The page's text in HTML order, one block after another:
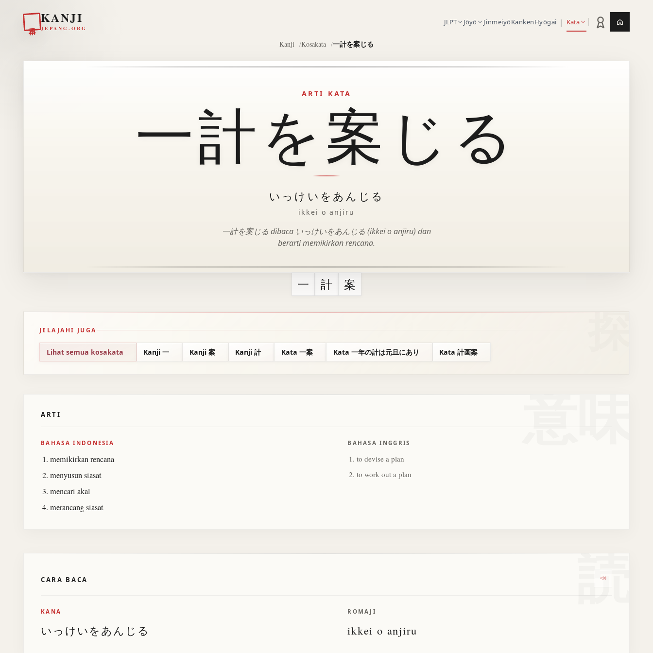
KANJI
JEPANG.ORG
JLPT Jōyō JinmeiyōKankenHyōgai | Kata Statistik latihan
Kanji Kosakata 一計を案じる
ARTI KATA
一計を案じる
いっけいをあんじる
ikkei o anjiru
一計を案じる dibaca いっけいをあんじる (ikkei o anjiru) dan
berarti memikirkan rencana.
一 計 案
JELAJAHI JUGA
Lihat semua kosakata Kanji 一 Kanji 案 Kanji 計 Kata 一案 Kata 一年の計は元旦にあり Kata 計画案
ARTI
BAHASA INDONESIA
memikirkan rencana
menyusun siasat
mencari akal
merancang siasat
BAHASA INGGRIS
to devise a plan
to work out a plan
読
CARA BACA Dengarkan
KANA
いっけいをあんじる
ROMAJI
ikkei o anjiru